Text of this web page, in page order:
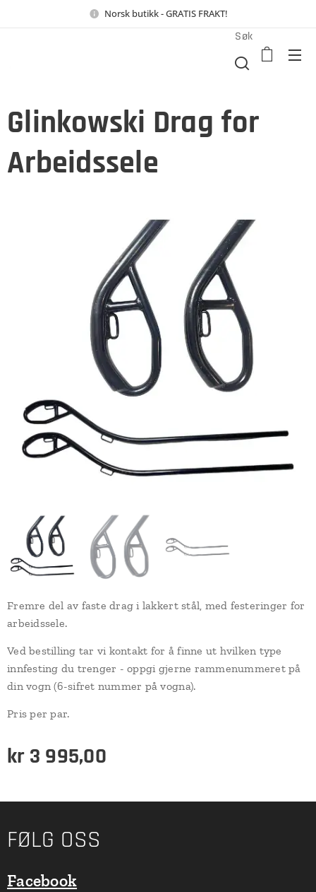
Norsk butikk - GRATIS FRAKT!
Søk
Glinkowski Drag for
Arbeidssele
Fremre del av faste drag i lakkert stål, med festeringer for
arbeidssele.
Ved bestilling tar vi kontakt for å finne ut hvilken type
innfesting du trenger - oppgi gjerne rammenummeret på
din vogn (6-sifret nummer på vogna).
Pris per par.
kr 3 995,00
FØLG OSS
Facebook